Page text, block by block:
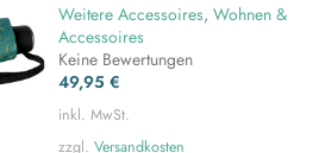
Weitere Accessoires, Wohnen &
Accessoires
Keine Bewertungen
49,95 €
inkl. MwSt.
zzgl. Versandkosten